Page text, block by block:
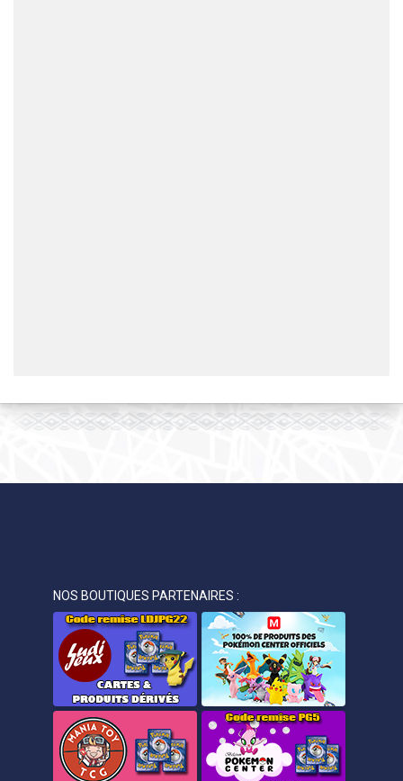
NOS BOUTIQUES PARTENAIRES :